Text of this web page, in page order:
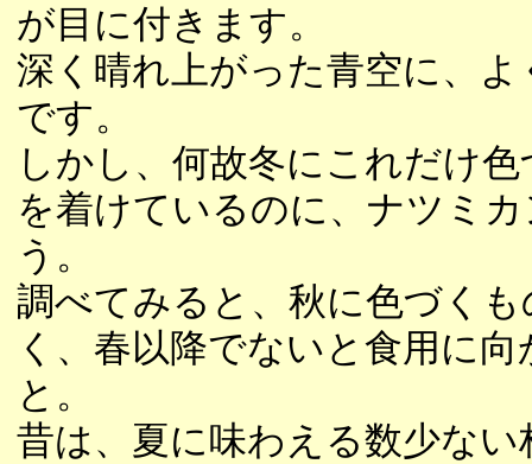
が目に付きます。
深く晴れ上がった青空に、
です。
しかし、何故冬にこれだけ
を着けているのに、ナツミ
う。
調べてみると、秋に色づく
く、春以降でないと食用に
と。
昔は、夏に味わえる数少な